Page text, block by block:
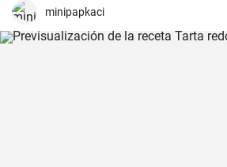
minipapkaci